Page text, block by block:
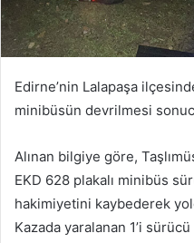
Edirne’nin Lalapaşa
minibüsün devrilmesi
Alınan bilgiye göre,
EKD 628 plakalı minibüs
hakimiyetini kaybederek
Kazada yaralanan 1’i